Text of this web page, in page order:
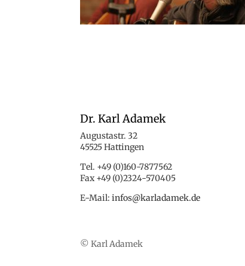
Dr. Karl Adamek
Augustastr. 32
45525 Hattingen
Tel. +49 (0)160-7877562
Fax +49 (0)2324-570405
E-Mail:infos@karladamek.de
© Karl Adamek